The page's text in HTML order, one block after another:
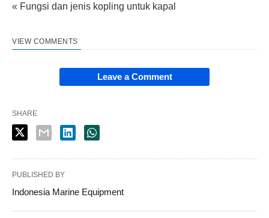
« Fungsi dan jenis kopling untuk kapal
VIEW COMMENTS
Leave a Comment
SHARE
PUBLISHED BY
Indonesia Marine Equipment